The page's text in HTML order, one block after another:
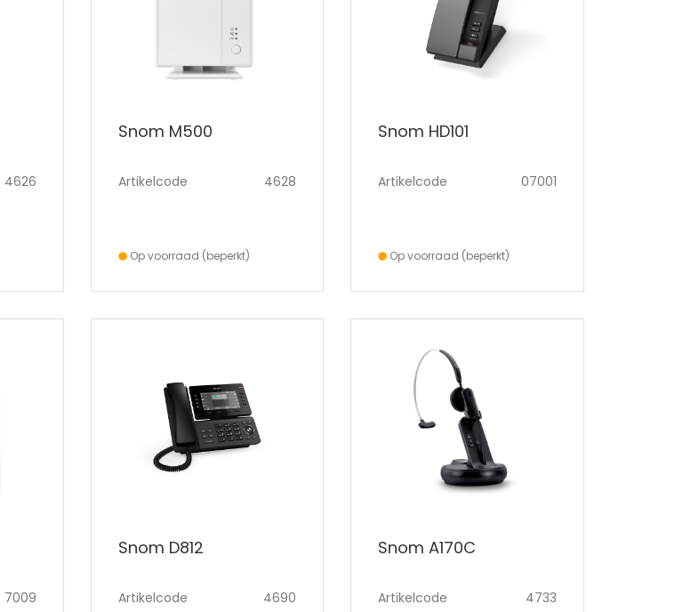
4626
Snom M500
Artikelcode 4628
Op voorraad (beperkt)
Snom HD101
Artikelcode 07001
Op voorraad (beperkt)
7009
Snom D812
Artikelcode 4690
Snom A170C
Artikelcode 4733